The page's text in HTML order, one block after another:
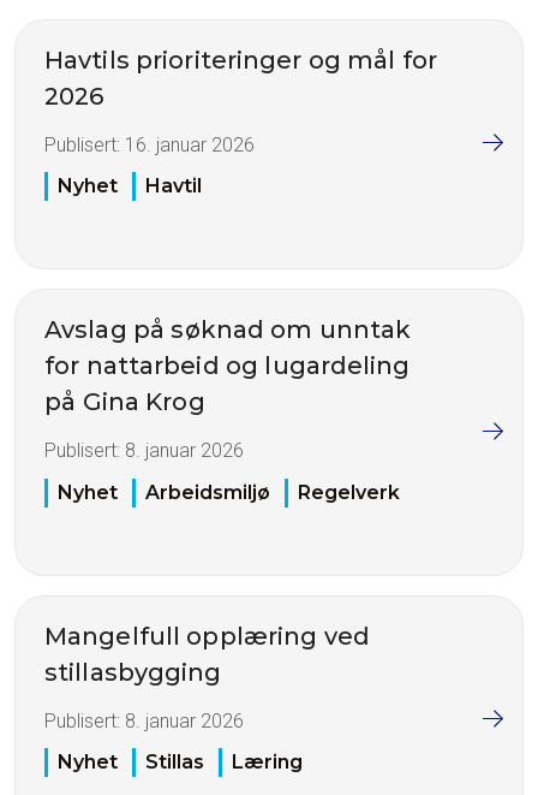
Havtils prioriteringer og mål for
2026
Publisert: 16. januar 2026
Nyhet
Havtil
Avslag på søknad om unntak
for nattarbeid og lugardeling
på Gina Krog
Publisert: 8. januar 2026
Nyhet
Arbeidsmiljø Regelverk
Mangelfull opplæring ved
stillasbygging
Publisert: 8. januar 2026
Nyhet
Stillas Læring